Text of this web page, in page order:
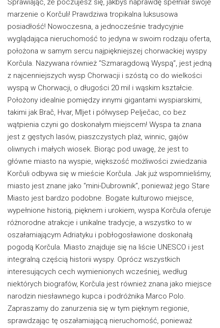
Sprawiając, że poczujesz się, jakbyś naprawdę spełniał swoje
marzenie o Korčuli! Prawdziwa tropikalna luksusowa
posiadłość! Nowoczesna, a jednocześnie tradycyjnie
wyglądająca nieruchomość to jedyna w swoim rodzaju oferta,
położona w samym sercu najpiękniejszej chorwackiej wyspy
Korčula. Nazywana również “Szmaragdową Wyspą”, jest jedną
z najcenniejszych wysp Chorwacji i szóstą co do wielkości
wyspą w Chorwacji, o długości 20 mil i wąskim kształcie.
Położony idealnie pomiędzy innymi gigantami wyspiarskimi,
takimi jak Brač, Hvar, Mljet i półwysep Pelječac, co bez
wątpienia czyni go doskonałym miejscem! Wyspa ta znana
jest z gęstych lasów, piaszczystych plaż, winnic, gajów
oliwnych i małych wiosek. Biorąc pod uwagę, że jest to
główne miasto na wyspie, większość możliwości zwiedzania
Korčuli odbywa się w mieście Korčula. Jak już wspomnieliśmy,
miasto jest znane jako “mini-Dubrownik”, ponieważ jego Stare
Miasto jest bardzo podobne. Bogate kulturowo miejsce,
wypełnione historią, pięknem i urokiem, wyspa Korčula oferuje
różnorodne atrakcje i unikalne tradycje, a wszystko to w
oszałamiającym Adriatyku i pobłogosławione doskonałą
pogodą Korčula. Miasto znajduje się na liście UNESCO i jest
integralną częścią historii wyspy. Oprócz wszystkich
interesujących cech wymienionych wcześniej, według
niektórych biografów, Korčula jest również znana jako miejsce
narodzin niesławnego kupca i podróżnika Marco Polo.
Zapraszamy do zanurzenia się w tym pięknym regionie,
sprawdzając tę oszałamiającą nieruchomość, ponieważ